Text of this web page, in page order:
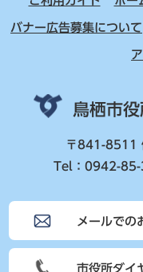
バナー広告募集について
鳥栖市役
〒841-8511
Tel：0942-
メールでの
市役所ダイ